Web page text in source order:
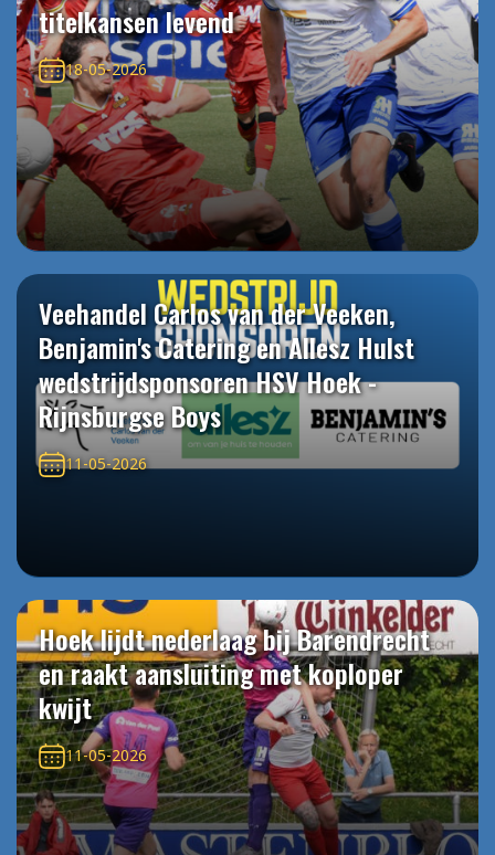
titelkansen levend
18-05-2026
Veehandel Carlos van der Veeken,
Benjamin's Catering en Allesz Hulst
wedstrijdsponsoren HSV Hoek -
Rijnsburgse Boys
11-05-2026
Hoek lijdt nederlaag bij Barendrecht
en raakt aansluiting met koploper
kwijt
11-05-2026